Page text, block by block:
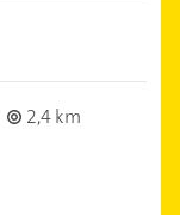
2,4 km